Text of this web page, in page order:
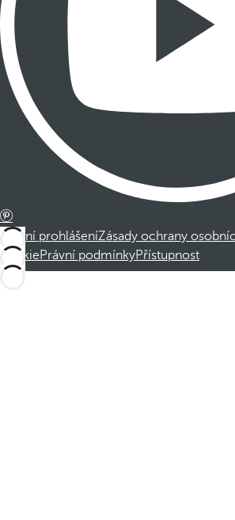
Právní prohlášeníZásady ochrany
cookiePrávní podmínkyPřístupnost